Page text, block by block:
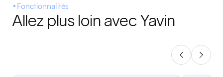
Fonctionnalités
Allez plus loin avec Yavin